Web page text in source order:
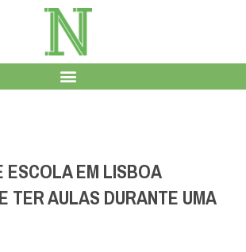
ESCOLA EM LISBOA
TER AULAS DURANTE UMA